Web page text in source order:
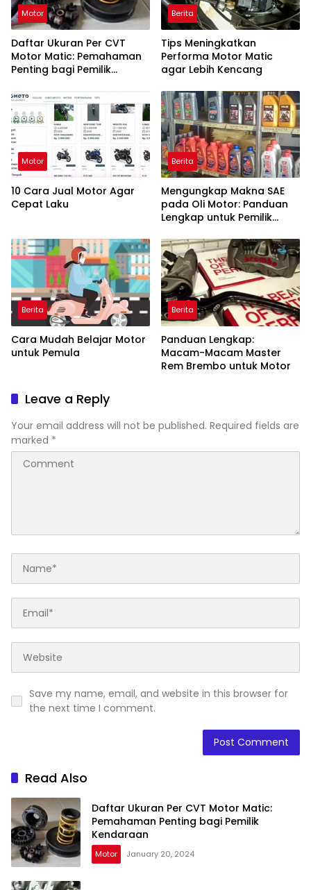
Motor
Daftar Ukuran Per CVT
Motor Matic: Pemahaman
Penting bagi Pemilik
Berita
Tips Meningkatkan
Performa Motor Matic
agar Lebih Kencang
Motor
10 Cara Jual Motor Agar
Cepat Laku
Berita
Mengungkap Makna SAE
pada Oli Motor: Panduan
Lengkap untuk Pemilik
Berita
Cara Mudah Belajar Motor
untuk Pemula
Berita
Panduan Lengkap:
Macam-Macam Master
Rem Brembo untuk Motor
Leave a Reply
Your email address will not be published. Required fields are
marked *
Save my name, email, and website in this browser for
the next time I comment.
Read Also
Daftar Ukuran Per CVT Motor Matic:
Pemahaman Penting bagi Pemilik
Kendaraan
Motor January 20, 2024